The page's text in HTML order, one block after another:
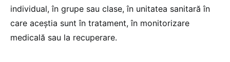
individual, în grupe sau clase, în unitatea sanitară în
care aceștia sunt în tratament, în monitorizare
medicală sau la recuperare.